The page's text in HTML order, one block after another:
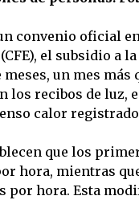
convenio oficial
el subsidio a
un mes más
los recibos de luz,
calor
que los
hora, mientras
por hora. Esta